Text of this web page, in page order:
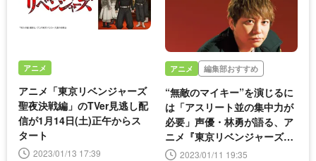
アニメ
アニメ「東京リベンジャーズ
聖夜決戦編」のTVer見逃し配
信が1月14日(土)正午からス
タート
2023/01/13 17:39
アニメ 編集部おすすめ
“無敵のマイキー”を演じるに
は「アスリート並の集中力が
必要」声優・林勇が語る、ア
ニメ『東京リベンジャーズ』
収録の裏側
2023/01/11 19:35